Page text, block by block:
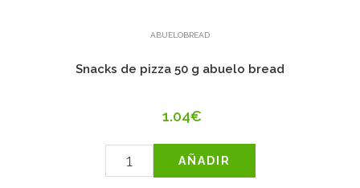
ABUELOBREAD
Snacks de pizza 50 g abuelo bread
1.04€
AÑADIR